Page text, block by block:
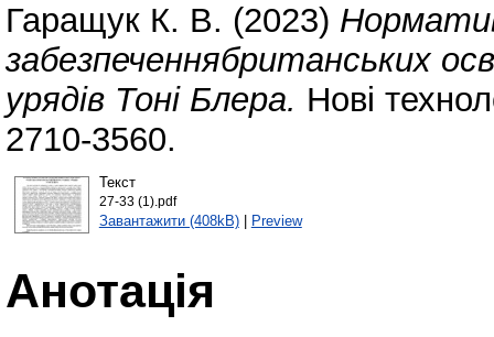
Гаращук К. В. (2023)
забезпеченнябританських
урядів Тоні Блера. Нові
2710-3560.
Текст
27-33 (1).pdf
Завантажити (408kB)| Preview
Анотація